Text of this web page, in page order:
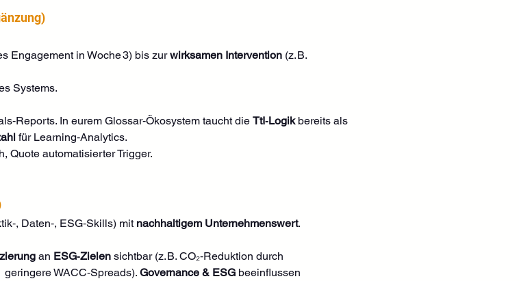
Engagement in Woche 3) bis zur wirksamen Intervention (z. B.
Systems.
In eurem Glossar‑Ökosystem taucht die TtI‑Logik bereits als
für Learning‑Analytics.
Quote automatisierter Trigger.
Daten‑, ESG‑Skills) mit nachhaltigem Unternehmenswert.
an ESG‑Zielen sichtbar (z. B. CO₂‑Reduktion durch
WACC‑Spreads). Governance & ESG beeinflussen